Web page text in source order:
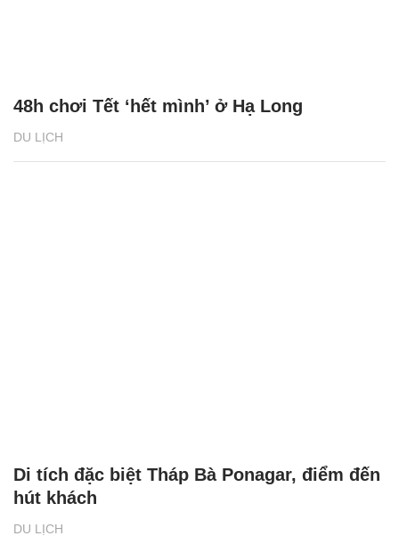
DU LỊCH
48h chơi Tết ‘hết mình’ ở Hạ Long
DU LỊCH
Di tích đặc biệt Tháp Bà Ponagar, điểm đến
hút khách